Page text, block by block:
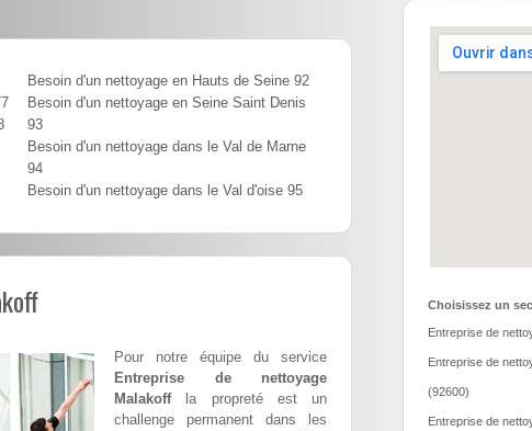
Besoin d'un nettoyage en Hauts de Seine 92
Besoin d'un nettoyage en Seine Saint Denis
93
Besoin d'un nettoyage dans le Val de Marne
94
Besoin d'un nettoyage dans le Val d'oise 95
Pour notre équipe du service
Entreprise de nettoyage
Malakoffla propreté est un
challenge permanent dans les
Choisissez un
Entreprise de
Entreprise de
(92600)
Entreprise de